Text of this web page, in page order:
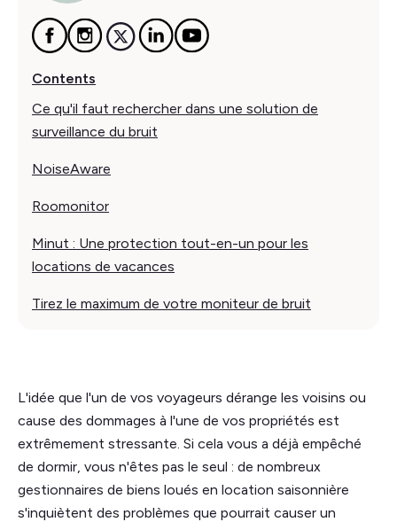
Contents
Ce qu'il faut rechercher dans une solution de
surveillance du bruit
NoiseAware
Roomonitor
Minut : Une protection tout-en-un pour les
locations de vacances
Tirez le maximum de votre moniteur de bruit
L'idée que l'un de vos voyageurs dérange les voisins ou
cause des dommages à l'une de vos propriétés est
extrêmement stressante. Si cela vous a déjà empêché
de dormir, vous n'êtes pas le seul : de nombreux
gestionnaires de biens loués en location saisonnière
s'inquiètent des problèmes que pourrait causer un